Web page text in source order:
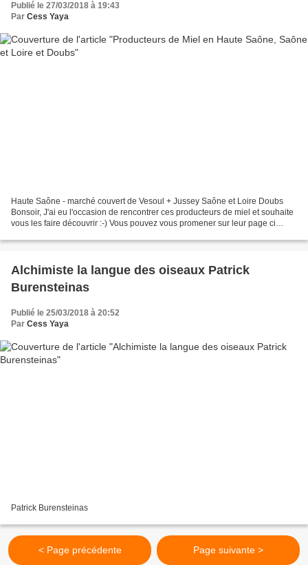
Publié le 27/03/2018 à 19:43
Par Cess Yaya
Haute Saône - marché couvert de Vesoul + Jussey Saône et Loire Doubs
Bonsoir, J'ai eu l'occasion de rencontrer ces producteurs de miel et souhaite
vous les faire découvrir :-) Vous pouvez vous promener sur leur page ci
Alchimiste la langue des oiseaux Patrick
Burensteinas
Publié le 25/03/2018 à 20:52
Par Cess Yaya
Patrick Burensteinas
< Page précédente Page suivante >